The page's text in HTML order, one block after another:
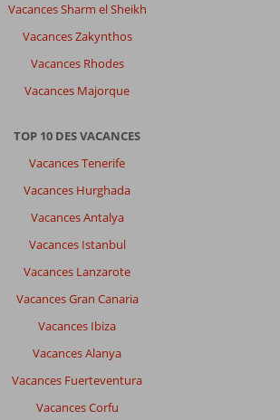
Vacances Sharm el Sheikh
Vacances Zakynthos
Vacances Rhodes
Vacances Majorque
TOP 10 DES VACANCES
Vacances Tenerife
Vacances Hurghada
Vacances Antalya
Vacances Istanbul
Vacances Lanzarote
Vacances Gran Canaria
Vacances Ibiza
Vacances Alanya
Vacances Fuerteventura
Vacances Corfu